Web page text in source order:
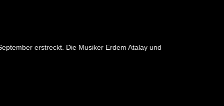
erstreckt. Die Musiker Erdem Atalay und